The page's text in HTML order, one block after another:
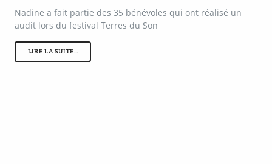
Nadine a fait partie des 35 bénévoles qui ont réalisé un
audit lors du festival Terres du Son
LIRE LA SUITE…